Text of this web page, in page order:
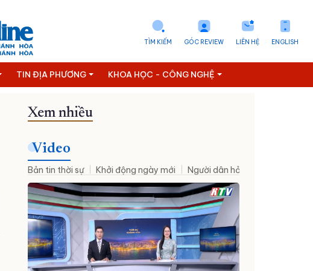
ENGLISH
LIÊN HỆ
GÓC REVIEW
TÌM KIẾM
TIN ĐỊA PHƯƠNG KHOA HỌC - CÔNG NGHỆ
Xem nhiều
Video
Bản tin thời sự Khởi động ngày mới Người dân hỏi – Cơ quan nhà